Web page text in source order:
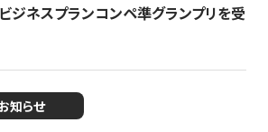
ジネスプランコンペ準グランプリを受
知らせ